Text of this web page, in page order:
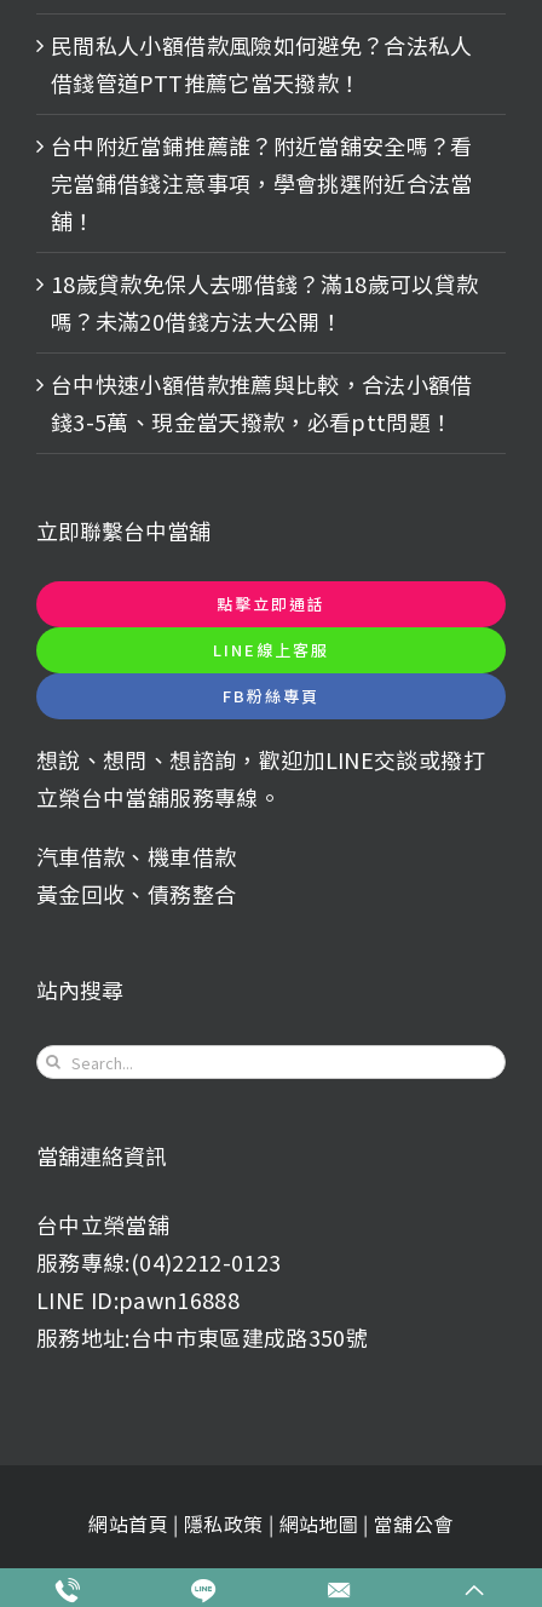
民間私人小額借款風險如何避免？合法私人
借錢管道PTT推薦它當天撥款！
台中附近當鋪推薦誰？附近當舖安全嗎？看
完當鋪借錢注意事項，學會挑選附近合法當
舖！
18歲貸款免保人去哪借錢？滿18歲可以貸款
嗎？未滿20借錢方法大公開！
台中快速小額借款推薦與比較，合法小額借
錢3-5萬、現金當天撥款，必看ptt問題！
立即聯繫台中當舖
點擊立即通話
LINE線上客服
FB粉絲專頁
想說、想問、想諮詢，歡迎加LINE交談或撥打
立榮台中當舖服務專線。
汽車借款 、 機車借款
黃金回收 、 債務整合
站內搜尋
Search
當舖連絡資訊
台中立榮當舖
服務專線:(04)2212-0123
LINE ID:pawn16888
服務地址:台中市東區建成路350號
網站首頁 | 隱私政策 | 網站地圖 | 當舖公會
© 2018立榮當舖| All Rights Reserved